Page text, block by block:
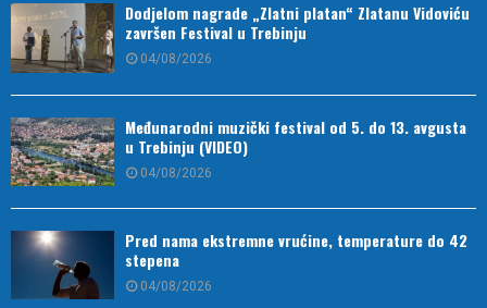
Dodjelom nagrade „Zlatni platan“ Zlatanu Vidoviću
završen Festival u Trebinju
04/08/2026
Međunarodni muzički festival od 5. do 13. avgusta
u Trebinju (VIDEO)
04/08/2026
Pred nama ekstremne vrućine, temperature do 42
stepena
04/08/2026